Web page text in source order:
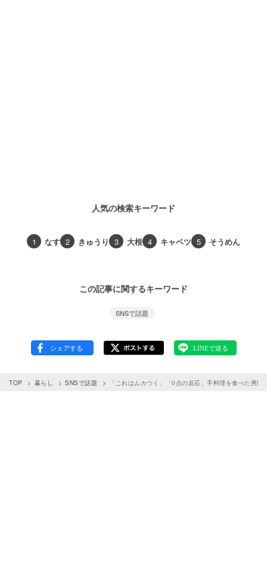
人気の検索キーワード
1 なす 2 きゅうり 3 大根 4 キャベツ 5 そうめん
この記事に関するキーワード
SNSで話題
TOP 暮らし SNSで話題 「これはムカつく」「0点の反応」手料理を食べた男